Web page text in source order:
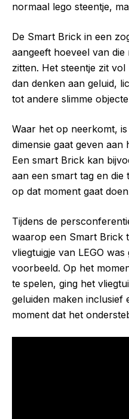
normaal lego steentje,
De Smart Brick in een
aangeeft hoeveel van
zitten. Het steentje zit
dan denken aan geluid,
tot andere slimme
Waar het op neerkomt,
dimensie gaat geven aan
Een smart Brick kan
aan een smart tag en die
op dat moment gaat
Tijdens de
waarop een Smart Brick
vliegtuigje van LEGO
voorbeeld. Op het
te spelen, ging het
geluiden maken inclusief
moment dat het